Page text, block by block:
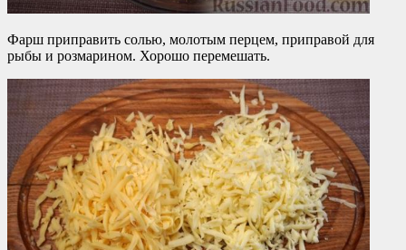
Фарш приправить солью, молотым перцем, приправой для
рыбы и розмарином. Хорошо перемешать.